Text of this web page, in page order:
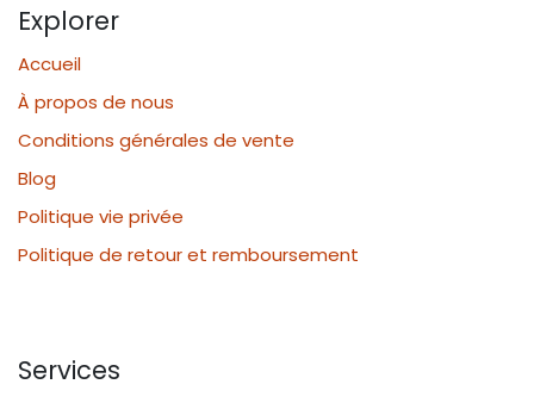
Explorer
Accueil
À propos de nous
Conditions générales de vente
Blog
Politique vie privée
Politique de retour et remboursement
Services